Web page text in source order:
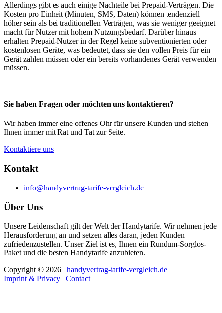
Allerdings gibt es auch einige Nachteile bei Prepaid-Verträgen. Die
Kosten pro Einheit (Minuten, SMS, Daten) können tendenziell
höher sein als bei traditionellen Verträgen, was sie weniger geeignet
macht für Nutzer mit hohem Nutzungsbedarf. Darüber hinaus
erhalten Prepaid-Nutzer in der Regel keine subventionierten oder
kostenlosen Geräte, was bedeutet, dass sie den vollen Preis für ein
Gerät zahlen müssen oder ein bereits vorhandenes Gerät verwenden
müssen.
Sie haben Fragen oder möchten uns kontaktieren?
Wir haben immer eine offenes Ohr für unsere Kunden und stehen
Ihnen immer mit Rat und Tat zur Seite.
Kontaktiere uns
Kontakt
info@handyvertrag-tarife-vergleich.de
Über Uns
Unsere Leidenschaft gilt der Welt der Handytarife. Wir nehmen jede
Herausforderung an und setzen alles daran, jeden Kunden
zufriedenzustellen. Unser Ziel ist es, Ihnen ein Rundum-Sorglos-
Paket und die besten Handytarife anzubieten.
Copyright © 2026 | handyvertrag-tarife-vergleich.de
Imprint & Privacy | Contact